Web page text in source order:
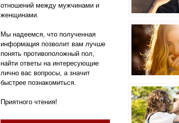
отношений между мужчинами и
женщинами.
Мы надеемся, что полученная
информация позволит вам лучше
понять противоположный пол,
найти ответы на интересующие
лично вас вопросы, а значит
быстрее познакомиться.
Приятного чтения!